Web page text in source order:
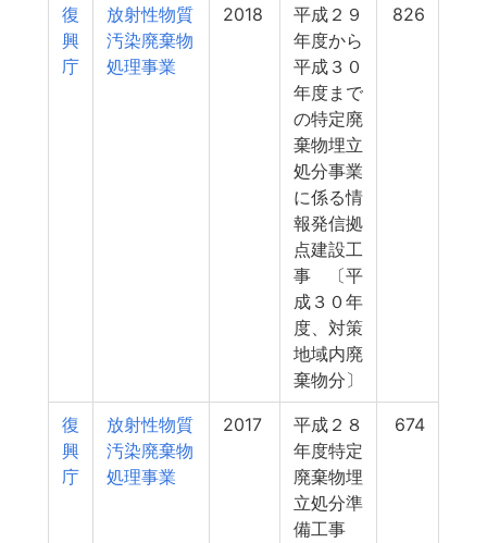
復
興
庁
放射性物質
汚染廃棄物
処理事業
2018
平成２９
年度から
平成３０
年度まで
の特定廃
棄物埋立
処分事業
に係る情
報発信拠
点建設工
事 〔平
成３０年
度、対策
地域内廃
棄物分〕
826
復
興
庁
放射性物質
汚染廃棄物
処理事業
2017
平成２８
年度特定
廃棄物埋
立処分準
備工事
674